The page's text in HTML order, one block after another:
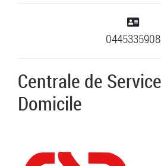
0445335908
Centrale de
Domicile